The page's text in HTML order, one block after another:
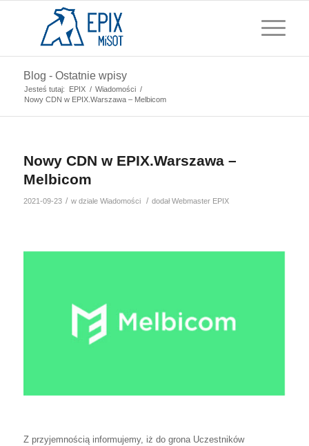
Blog - Ostatnie wpisy
Jesteś tutaj: EPIX / Wiadomości /
Nowy CDN w EPIX.Warszawa – Melbicom
Nowy CDN w EPIX.Warszawa –
Melbicom
2021-09-23 / w dziale Wiadomości / dodałWebmaster EPIX
Z przyjemnością informujemy, iż do grona Uczestników